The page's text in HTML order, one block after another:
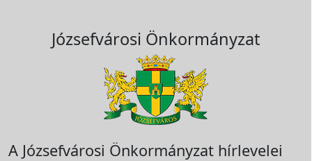
Józsefvárosi Önkormányzat
A Józsefvárosi Önkormányzat hírlevelei